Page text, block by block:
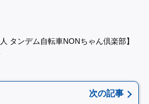
タンデム自転車NONちゃん倶楽部】
次の記事